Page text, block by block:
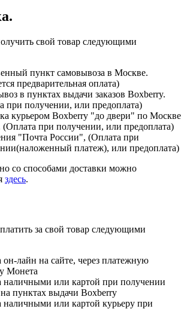
свой товар следующими
пункт самовывоза в Москве.
предварительная оплата)
в пунктах выдачи заказов Boxberry.
при получении, или предоплата)
курьером Boxberry "до двери" по Москве
при получении, или предоплата)
"Почта России", (Оплата при
платеж), или предоплата)
со способами доставки можно
здесь.
за свой товар следующими
он-лайн на сайте, через платежную
Монета
наличными или картой при получении
на пунктах выдачи Boxberry
наличными или картой курьеру при